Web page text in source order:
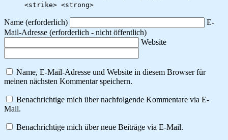
<strike> <strong>
Name (erforderlich)
E-
Mail-Adresse (erforderlich - nicht öffentlich)
Website
Name, E-Mail-Adresse und Website in diesem Browser für
meinen nächsten Kommentar speichern.
Benachrichtige mich über nachfolgende Kommentare via E-
Mail.
Benachrichtige mich über neue Beiträge via E-Mail.